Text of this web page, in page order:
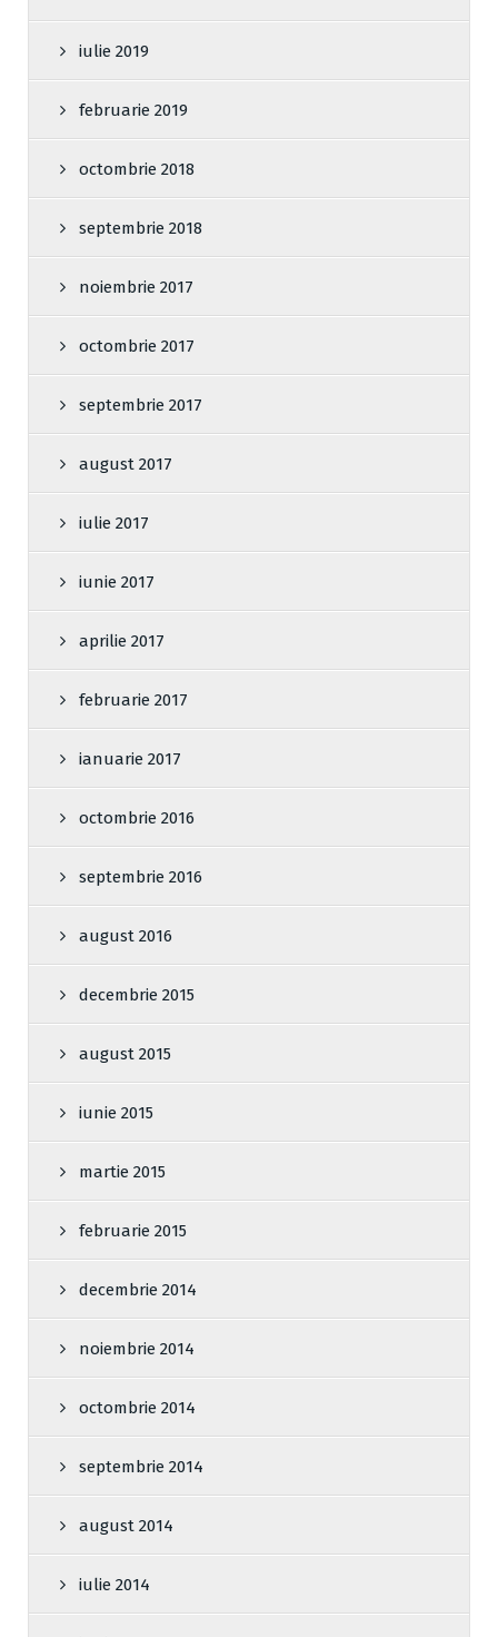
iulie 2019
februarie 2019
octombrie 2018
septembrie 2018
noiembrie 2017
octombrie 2017
septembrie 2017
august 2017
iulie 2017
iunie 2017
aprilie 2017
februarie 2017
ianuarie 2017
octombrie 2016
septembrie 2016
august 2016
decembrie 2015
august 2015
iunie 2015
martie 2015
februarie 2015
decembrie 2014
noiembrie 2014
octombrie 2014
septembrie 2014
august 2014
iulie 2014